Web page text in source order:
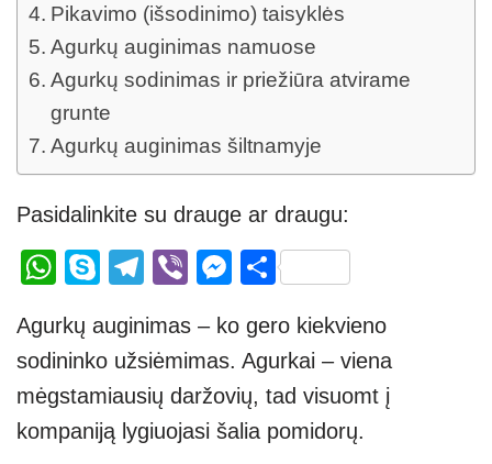
Pikavimo (išsodinimo) taisyklės
Agurkų auginimas namuose
Agurkų sodinimas ir priežiūra atvirame
grunte
Agurkų auginimas šiltnamyje
Pasidalinkite su drauge ar draugu:
W
at
s
A
p
S
p
e
T
e
gr
a
m
Vi
er
M
ss
e
n
g
S
ar
e
Agurkų auginimas – ko gero kiekvieno
sodininko užsiėmimas. Agurkai – viena
mėgstamiausių daržovių, tad visuomt į
kompaniją lygiuojasi šalia pomidorų.